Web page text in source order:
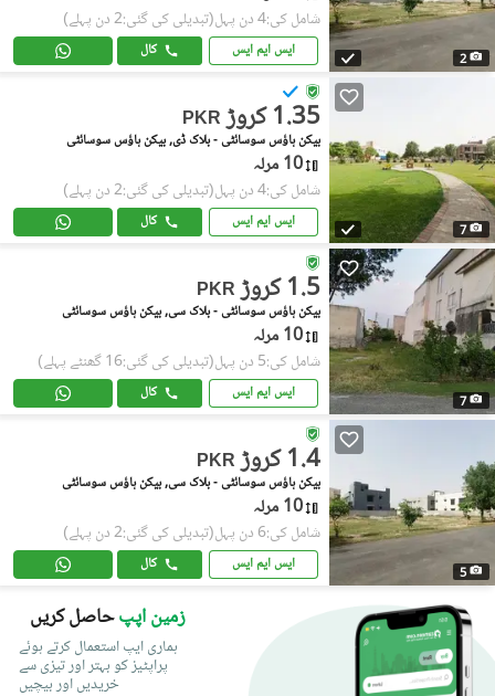
2
شامل کی:4 دن پہل (تبدیلی کی گئی:2 دن پہلے)
ایس ایم ایس کال
7
PKR 1.35 کروڑ
بیکن ہاؤس سوسائٹی - بلاک ڈی, بیکن ہاؤس سوسائٹی
10 مرلہ
شامل کی:4 دن پہل (تبدیلی کی گئی:2 دن پہلے)
ایس ایم ایس کال
7
PKR 1.5 کروڑ
بیکن ہاؤس سوسائٹی - بلاک سی, بیکن ہاؤس سوسائٹی
10 مرلہ
شامل کی:5 دن پہل (تبدیلی کی گئی:16 گھنٹے پہلے)
ایس ایم ایس کال
5
PKR 1.4 کروڑ
بیکن ہاؤس سوسائٹی - بلاک سی, بیکن ہاؤس سوسائٹی
10 مرلہ
شامل کی:6 دن پہل (تبدیلی کی گئی:2 دن پہلے)
ایس ایم ایس کال
زمین اپپحاصل کریں
ہماری ایپ استعمال کرتے ہوئے
پراپٹیز کو بہتر اور تیزی سے
خریدیں اور بیچیں